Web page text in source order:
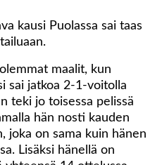
kausi Puolassa sai taas
maalit, kun
sai jatkoa 2-1-voitolla
teki jo toisessa pelissä
hän nosti kauden
joka on sama kuin hänen
Lisäksi hänellä on